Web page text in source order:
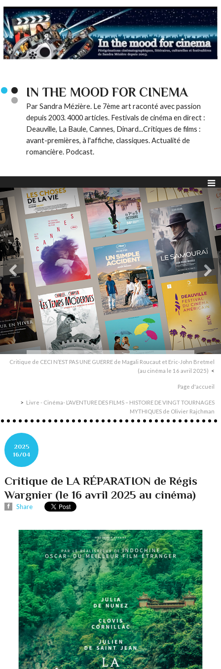
IN THE MOOD FOR CINEMA
Par Sandra Mézière. Le 7ème art raconté avec passion
depuis 2003. 4000 articles. Festivals de cinéma en direct :
Deauville, La Baule, Cannes, Dinard...Critiques de films :
avant-premières, à l'affiche, classiques. Actualité de
romancière. Podcast.
Critique de CECI N’EST PAS UNE GUERRE de Magali Roucaut et Eric-John Bretmel
(au cinéma le 16 avril 2025)
Page d'accueil
Livre - Cinéma- L’AVENTURE DES FILMS – HISTOIRE DE VINGT TOURNAGES
MYTHIQUES de Olivier Rajchman
2025
16/04
Critique de LA RÉPARATION de Régis
Wargnier (le 16 avril 2025 au cinéma)
Share